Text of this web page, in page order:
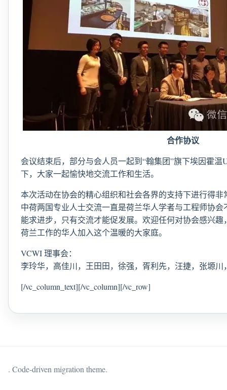
合作协议
会议结束后，部分与会人员一起到“翰集团”旗下埃因霍温
下，大家一起愉快地交流工作和生活。
本次活动在协会的精心组织和社会各界的支持下进行得
中荷两国专业人士交流一直是荷兰华人学者与工程师协
能求进步，只有交流才能促发展。欢迎任何对协会感兴
荷兰工作的华人加入这个温暖的大家庭。
VCWI 理事会：
李玲华，高佳川，王田田，徐强，胥利先，汪捷，张塬
[/vc_column_text][/vc_column][/vc_row]
. Code-driven migration theme.